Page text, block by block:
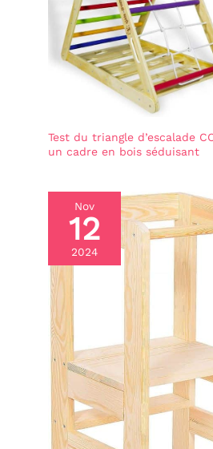
Test du triangle d’escalade
un cadre en bois séduisant
Nov
12
2024